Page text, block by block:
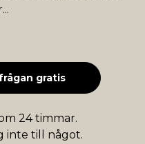
...
gratis
24 timmar.
inte till något.